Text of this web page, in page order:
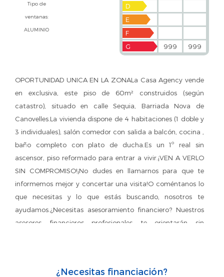
Tipo de
ventanas:
ALUMINIO
D
E
F
G
999 999
OPORTUNIDAD UNICA EN LA ZONALa Casa Agency vende
en exclusiva, este piso de 60m² construidos (según
catastro), situado en calle Sequia, Barriada Nova de
Canovelles.La vivienda dispone de 4 habitaciones (1 doble y
3 individuales), salón comedor con salida a balcón, cocina ,
baño completo con plato de ducha.Es un 1º real sin
ascensor, piso reformado para entrar a vivir.¡VEN A VERLO
SIN COMPROMISO!¡No dudes en llamarnos para que te
informemos mejor y concertar una visita!O coméntanos lo
que necesitas y lo que estás buscando, nosotros te
ayudamos.¿Necesitas asesoramiento financiero? Nuestros
asesores financieros profesionales te orientarán sin
COMPROMISO Y SIN COSTE.Te esperamos en LA CASA
¿Necesitas financiación?